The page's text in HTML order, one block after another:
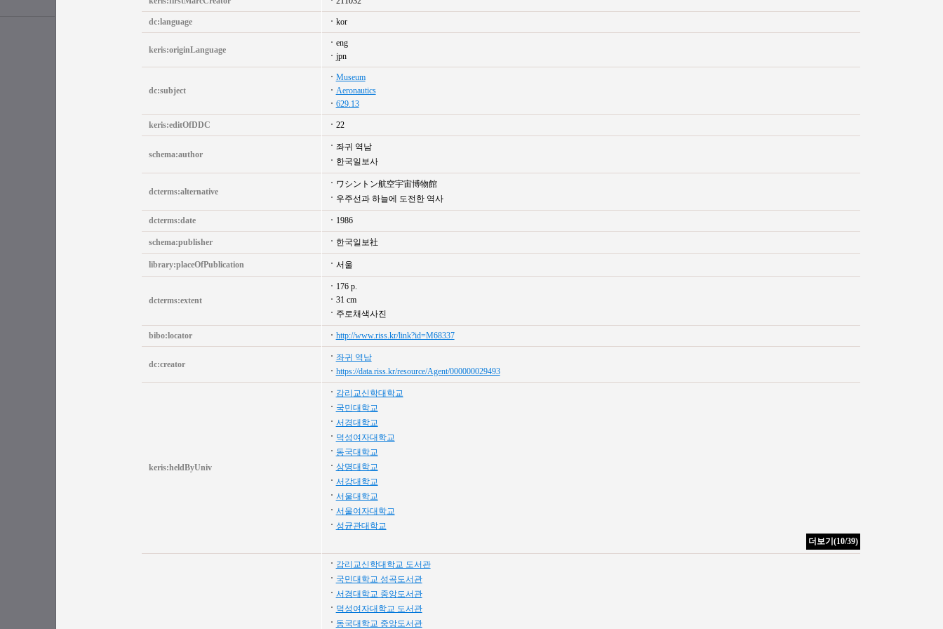
dc:language kor
keris:originLanguage
eng
jpn
dc:subject
Museum
Aeronautics
629.13
keris:editOfDDC 22
schema:author
좌귀 역남
한국일보사
dcterms:alternative
ワシントン航空宇宙博物館
우주선과 하늘에 도전한 역사
dcterms:date 1986
schema:publisher 한국일보社
library:placeOfPublication 서울
dcterms:extent
176 p.
31 cm
주로채색사진
bibo:locator http://www.riss.kr/link?id=M68337
dc:creator
좌귀 역남
https://data.riss.kr/resource/Agent/000000029493
keris:heldByUniv
감리교신학대학교
국민대학교
서경대학교
덕성여자대학교
동국대학교
상명대학교
서강대학교
서울대학교
서울여자대학교
성균관대학교
감리교신학대학교 도서관
국민대학교 성곡도서관
서경대학교 중앙도서관
덕성여자대학교 도서관
동국대학교 중앙도서관